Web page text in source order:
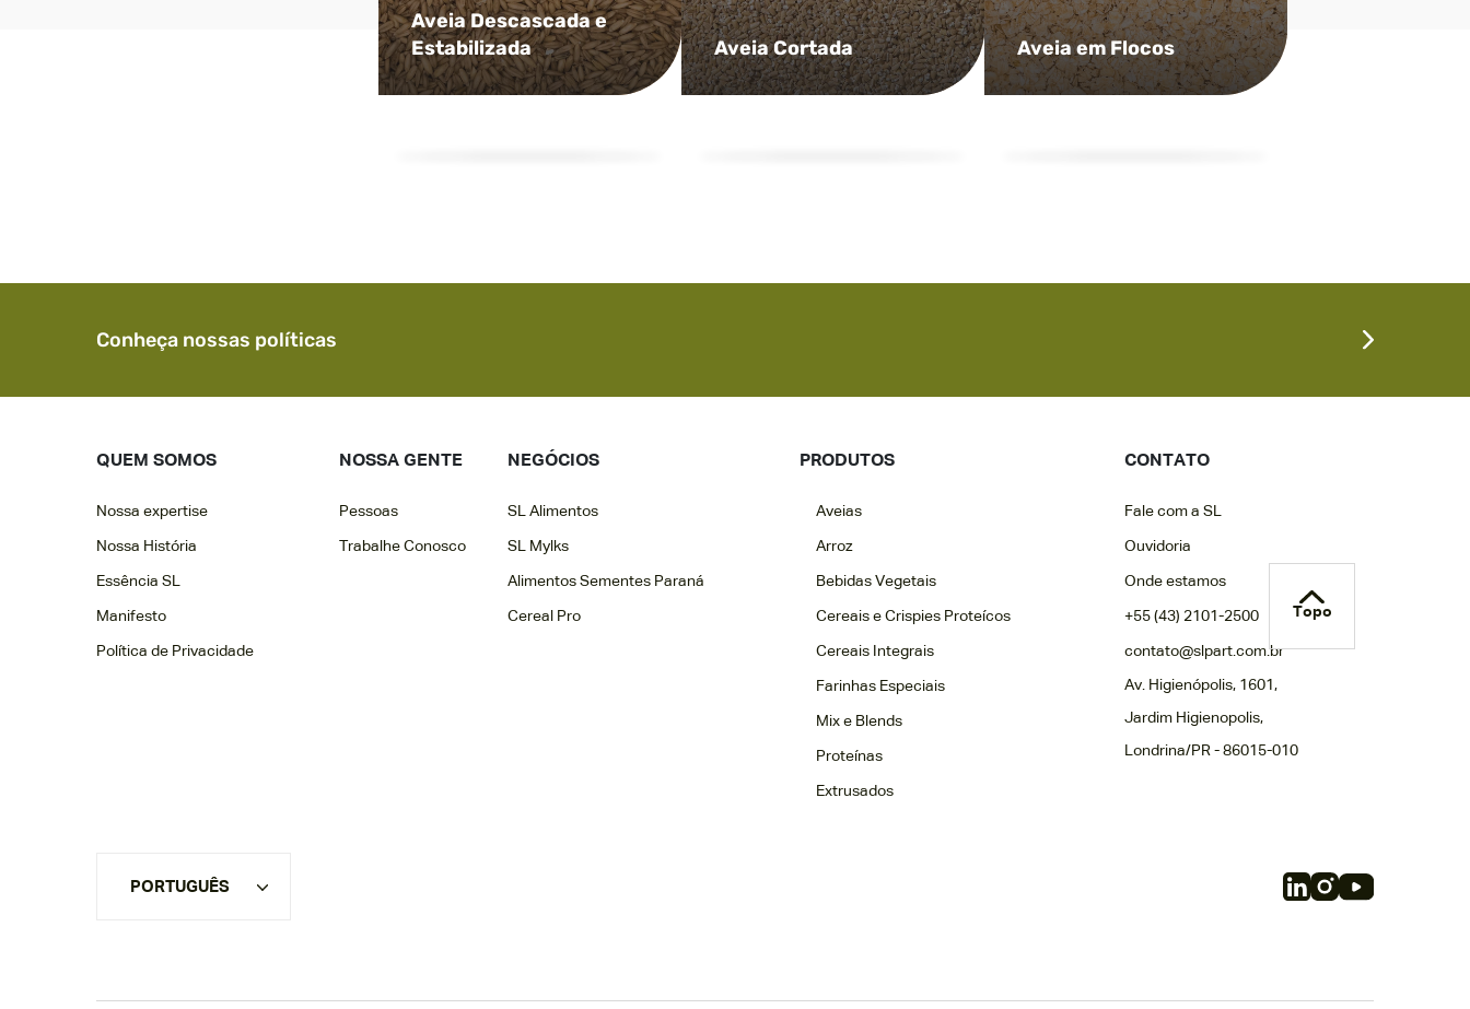
Aveia Descascada e
Estabilizada
Aveia Cortada Aveia em Flocos
Conheça nossas políticas
QUEM SOMOS
Nossa expertise
Nossa História
Essência SL
Manifesto
Política de Privacidade
NOSSA GENTE
Pessoas
Trabalhe Conosco
NEGÓCIOS
SL Alimentos
SL Mylks
Alimentos Sementes Paraná
Cereal Pro
PRODUTOS
Aveias
Arroz
Bebidas Vegetais
Cereais e Crispies Proteícos
Cereais Integrais
Farinhas Especiais
Mix e Blends
Proteínas
Extrusados
CONTATO
Fale com a SL
Ouvidoria
Onde estamos
+55 (43) 2101-2500
contato@slpart.com.br
Av. Higienópolis, 1601,
Jardim Higienopolis,
Londrina/PR - 86015-010
PORTUGUÊS
Topo